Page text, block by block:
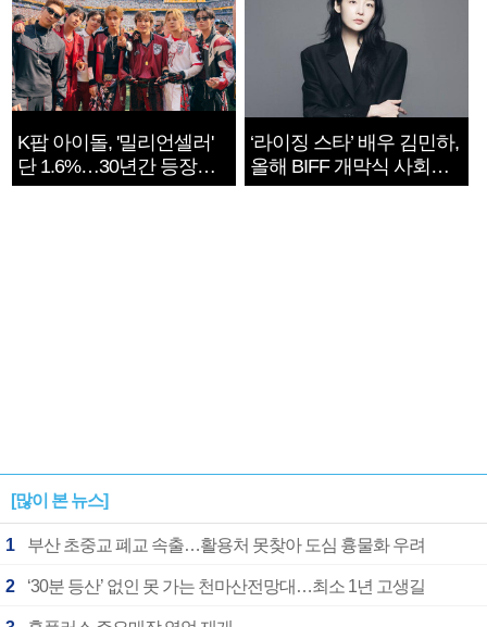
K팝 아이돌, '밀리언셀러'
단 1.6%…30년간 등장
1182개팀 전수조사
‘라이징 스타’ 배우 김민하,
올해 BIFF 개막식 사회자
확정
[많이 본 뉴스]
1 부산 초중교 폐교 속출…활용처 못찾아 도심 흉물화 우려
2 ‘30분 등산’ 없인 못 가는 천마산전망대…최소 1년 고생길